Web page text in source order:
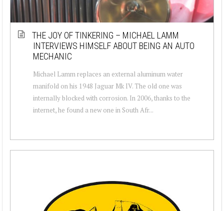
THE JOY OF TINKERING – MICHAEL LAMM
INTERVIEWS HIMSELF ABOUT BEING AN AUTO
MECHANIC
Michael Lamm replaces an external aluminum water
manifold on his 1948 Jaguar Mk IV. The old one was
internally blocked with corrosion. In 2006, thanks to the
internet, he found a new one in South Afr...